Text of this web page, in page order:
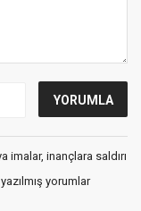
imalar, inançlara saldırı
yorumlar